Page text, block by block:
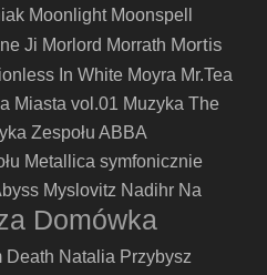
Moonlight Moonspell
Ji Morlord Morrath Mortis
In White Moyra Mr.Tea
Miasta vol.01 Muzyka The
Zespołu ABBA
Metallica symfonicznie
Myslovitz Nadihr Na
Domówka
Death Natalia Przybysz